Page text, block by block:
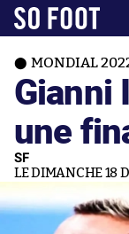
MONDIAL
Gianni
une
SF
LE DIMANCHE 18